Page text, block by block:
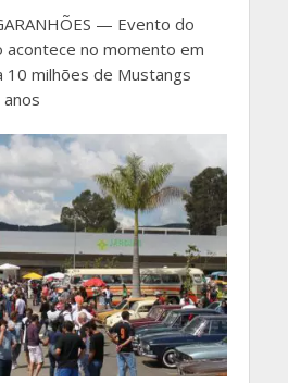
— Evento do
acontece no momento em
10 milhões de Mustangs